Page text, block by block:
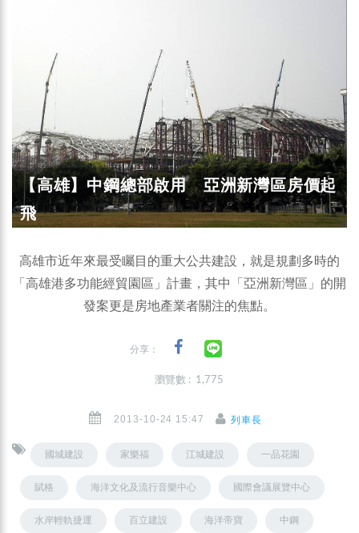
【高雄】中鋼總部啟用 亞洲新灣區房價起
飛
高雄市近年來最受矚目的重大公共建設，就是規劃多時的
「高雄港多功能經貿園區」計畫，其中「亞洲新灣區」的開
發案更是房地產業者關注的焦點。
分享：
瀏覽數 : 1,775
2013-10-24 15:47 列車長
國城建設 家樂福 江城建設 一品花園
賦格 海洋文化及流行音樂中心 國際會議展覽中心
水岸輕軌捷運 百立建設 海洋帝寶 中鋼